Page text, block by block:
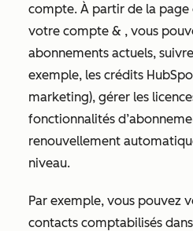
compte. À partir de la page
votre compte & , vous
abonnements actuels,
exemple, les crédits
marketing), gérer les
fonctionnalités
renouvellement
niveau.
Par exemple, vous pouvez
contacts comptabilisés